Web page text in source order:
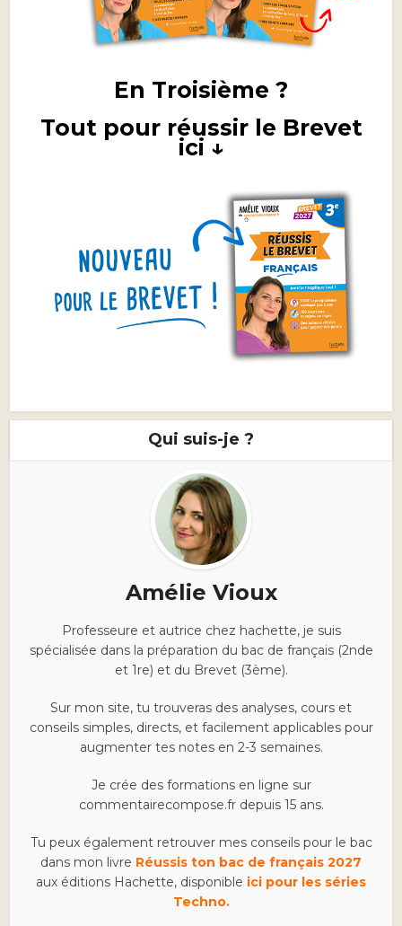
En Troisième ?
Tout pour réussir le Brevet
ici ↓
Qui suis-je ?
Amélie Vioux
Professeure et autrice chez hachette, je suis
spécialisée dans la préparation du bac de français (2nde
et 1re) et du Brevet (3ème).
Sur mon site, tu trouveras des analyses, cours et
conseils simples, directs, et facilement applicables pour
augmenter tes notes en 2-3 semaines.
Je crée des formations en ligne sur
commentairecompose.fr depuis 15 ans.
Tu peux également retrouver mes conseils pour le bac
dans mon livre Réussis ton bac de français 2027
aux éditions Hachette, disponible ici pour les séries
Techno.